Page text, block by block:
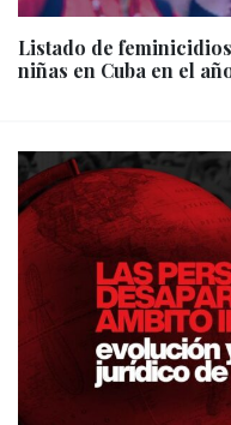
Listado de
niñas en Cuba en el